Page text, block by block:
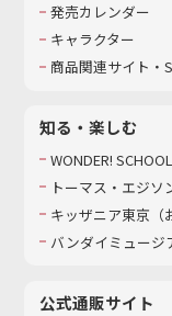
発売カレンダー
キャラクター
商品関連サイト・
知る・楽しむ
WONDER! SCHOOL
トーマス・エジソ
キッザニア東京（
バンダイミュージ
公式通販サイト